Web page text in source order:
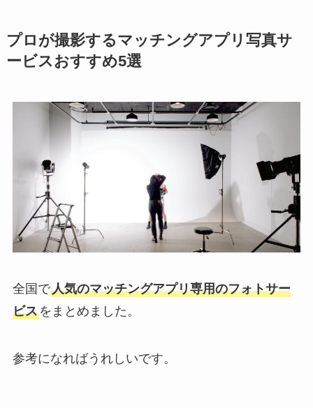
プロが撮影するマッチングアプリ写真サ
ービスおすすめ5選
全国で人気のマッチングアプリ専用のフォトサー
ビスをまとめました。
参考になればうれしいです。